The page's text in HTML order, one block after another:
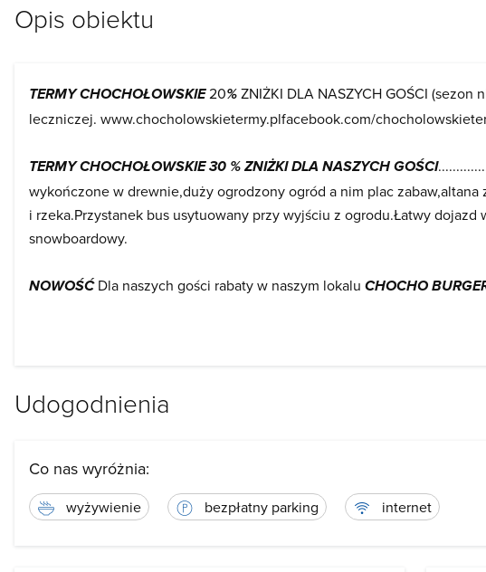
Opis obiektu
TERMY CHOCHOŁOWSKIE20% ZNIŻKI DLA NASZYCH GOŚCI
leczniczej. www.chocholowskietermy.plfacebook.com/
TERMY CHOCHOŁOWSKIE 30 % ZNIŻKI DLA NASZYCH GOŚCI
wykończone w drewnie,duży ogrodzony ogród a nim plac
i rzeka.Przystanek bus usytuowany przy wyjściu z ogrodu.Łatwy
snowboardowy.
NOWOŚĆDla naszych gości rabaty w naszym lokalu CHOCHO
Udogodnienia
Co nas wyróżnia:
wyżywienie bezpłatny parking internet